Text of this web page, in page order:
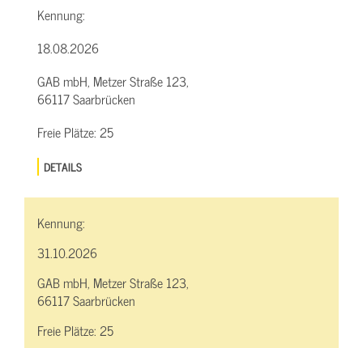
Kennung:
18.08.2026
GAB mbH, Metzer Straße 123,
66117 Saarbrücken
Freie Plätze:25
DETAILS
Kennung:
31.10.2026
GAB mbH, Metzer Straße 123,
66117 Saarbrücken
Freie Plätze:25